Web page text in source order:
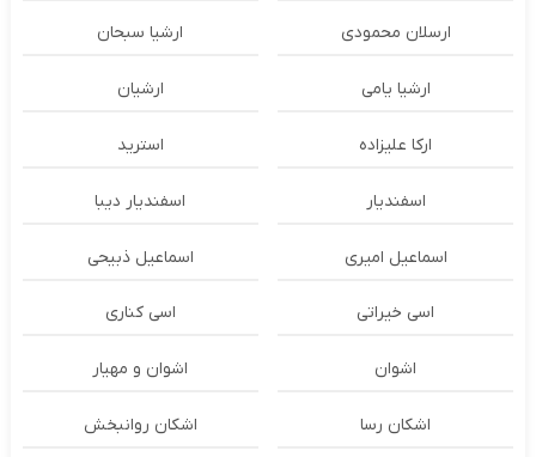
ارسلان محمودی ارشیا سبحان
ارشیا یامی ارشیان
ارکا علیزاده استرید
اسفندیار اسفندیار دیبا
اسماعیل امیری اسماعیل ذبیحی
اسی خیراتی اسی کناری
اشوان اشوان و مهیار
اشکان رسا اشکان روانبخش